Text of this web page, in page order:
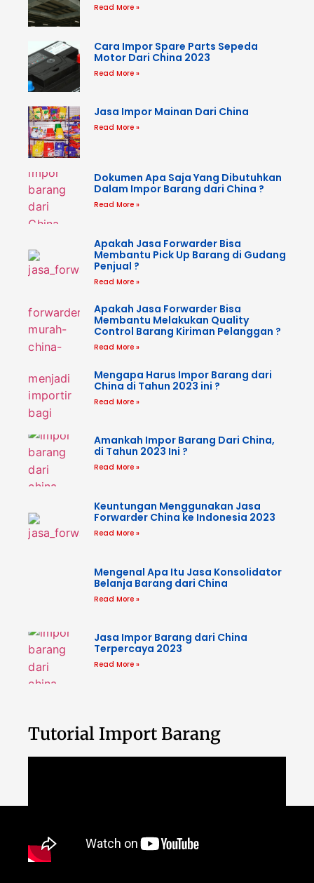
Read More »
Cara Impor Spare Parts Sepeda
Motor Dari China 2023
Read More »
Jasa Impor Mainan Dari China
Read More »
Dokumen Apa Saja Yang Dibutuhkan
Dalam Impor Barang dari China ?
Read More »
Apakah Jasa Forwarder Bisa
Membantu Pick Up Barang di Gudang
Penjual ?
Read More »
Apakah Jasa Forwarder Bisa
Membantu Melakukan Quality
Control Barang Kiriman Pelanggan ?
Read More »
Mengapa Harus Impor Barang dari
China di Tahun 2023 ini ?
Read More »
Amankah Impor Barang Dari China,
di Tahun 2023 Ini ?
Read More »
Keuntungan Menggunakan Jasa
Forwarder China ke Indonesia 2023
Read More »
Mengenal Apa Itu Jasa Konsolidator
Belanja Barang dari China
Read More »
Jasa Impor Barang dari China
Terpercaya 2023
Read More »
Tutorial Import Barang